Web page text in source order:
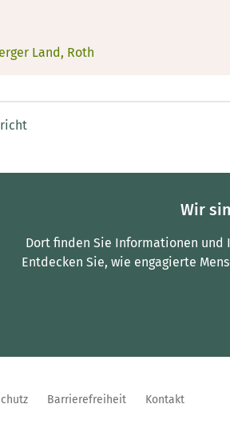
Land, Roth
Wir
Dort finden Sie Informationen und
Entdecken Sie, wie engagierte
Barrierefreiheit Kontakt